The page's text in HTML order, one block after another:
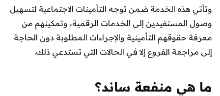
وتأتي هذه الخدمة ضمن توجه التأمينات الاجتماعية لتسهيل
وصول المستفيدين إلى الخدمات الرقمية، وتمكينهم من
معرفة حقوقهم التأمينية والإجراءات المطلوبة دون الحاجة
إلى مراجعة الفروع إلا في الحالات التي تستدعي ذلك.
ما هي منفعة ساند؟